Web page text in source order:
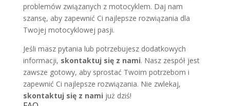
problemów związanych z motocyklem. Daj nam
szansę, aby zapewnić Ci najlepsze rozwiązania dla
Twojej motocyklowej pasji.
Jeśli masz pytania lub potrzebujesz dodatkowych
informacji, skontaktuj się z nami. Nasz zespół jest
zawsze gotowy, aby sprostać Twoim potrzebom i
zapewnić Ci najlepsze rozwiązania. Nie zwlekaj,
skontaktuj się z nami już dziś!